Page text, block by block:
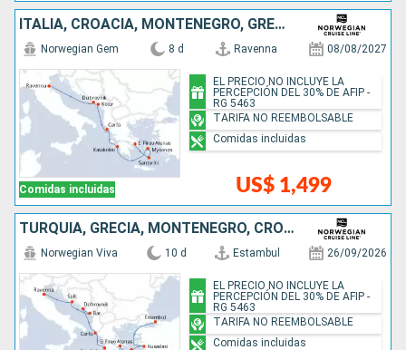
ITALIA, CROACIA, MONTENEGRO, GRECIA
Comidas incluidas
Norwegian Gem 8 d Ravenna 08/08/2027
US$ 1,499
EL PRECIO NO INCLUYE LA
PERCEPCIÓN DEL 30% DE AFIP -
RG 5463
TARIFA NO REEMBOLSABLE
Comidas incluidas
TURQUÍA, GRECIA, MONTENEGRO, CROACIA, ITALIA
Norwegian Viva 10 d Estambul 26/09/2026
EL PRECIO NO INCLUYE LA
PERCEPCIÓN DEL 30% DE AFIP -
RG 5463
TARIFA NO REEMBOLSABLE
Comidas incluidas